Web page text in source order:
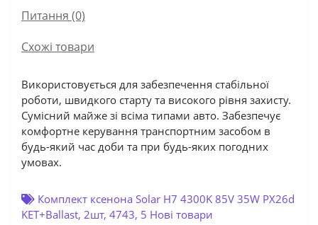
Питання (0)
Схожі товари
Використовується для забезпечення стабільної
роботи, швидкого старту та високого рівня захисту.
Сумісний майже зі всіма типами авто. Забезпечує
комфортне керування транспортним засобом в
будь-який час доби та при будь-яких погодних
умовах.
Комплект ксенона Solar H7 4300K 85V 35W PX26d
KET+Ballast, 2шт, 4743, 5 Нові товари